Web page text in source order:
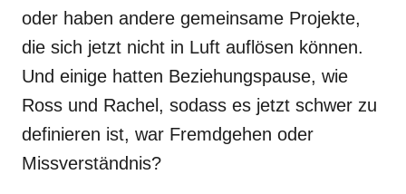
oder haben andere gemeinsame Projekte,
die sich jetzt nicht in Luft auflösen können.
Und einige hatten Beziehungspause, wie
Ross und Rachel, sodass es jetzt schwer zu
definieren ist, war Fremdgehen oder
Missverständnis?